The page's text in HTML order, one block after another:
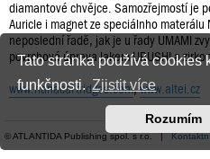
Tato stránka používá cookies
funkčnosti.Zjistit více
Rozumím
diamantové chvějce. Samozřejmostí je
Auricle i magnet ze speciálnho materálu
neposlední řadě, jak je u řady UMAMI
povrchová úprava lakem URUSHI a
www.hanacartridges.com,www.altei.cz
© ATLANTIDA Publishing spol. s r.o. |